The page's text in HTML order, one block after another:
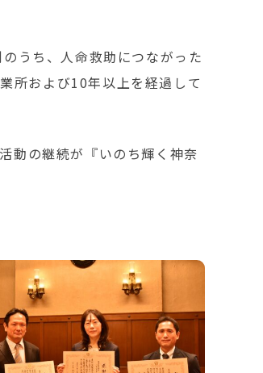
うち、人命救助につながった
所および10年以上を経過して
動の継続が『いのち輝く神奈